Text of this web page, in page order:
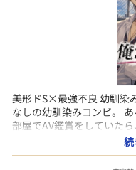
美形ドS×最強不良 幼馴染
なしの幼馴染みコンビ。
部屋でAV鑑賞をしていた
れるハメになったが……。
畜、SM、モブレあり ※は
川 東流（17歳） 182cm